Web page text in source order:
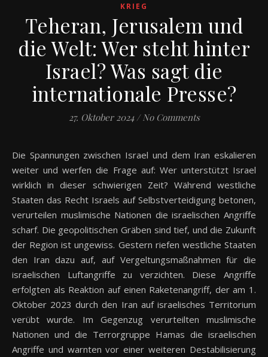
KRIEG
Teheran, Jerusalem und
die Welt: Wer steht hinter
Israel? Was sagt die
internationale Presse?
27. Oktober 2024 / No Comments
Die Spannungen zwischen Israel und dem Iran eskalieren
weiter und werfen die Frage auf: Wer unterstützt Israel
wirklich in dieser schwierigen Zeit? Während westliche
Staaten das Recht Israels auf Selbstverteidigung betonen,
verurteilen muslimische Nationen die israelischen Angriffe
scharf. Die geopolitischen Gräben sind tief, und die Zukunft
der Region ist ungewiss. Gestern riefen westliche Staaten
den Iran dazu auf, auf Vergeltungsmaßnahmen für die
israelischen Luftangriffe zu verzichten. Diese Angriffe
erfolgten als Reaktion auf einen Raketenangriff, der am 1.
Oktober 2023 durch den Iran auf israelisches Territorium
verübt wurde. Im Gegenzug verurteilten muslimische
Nationen und die Terrorgruppe Hamas die israelischen
Angriffe und warnten vor einer weiteren Destabilisierung